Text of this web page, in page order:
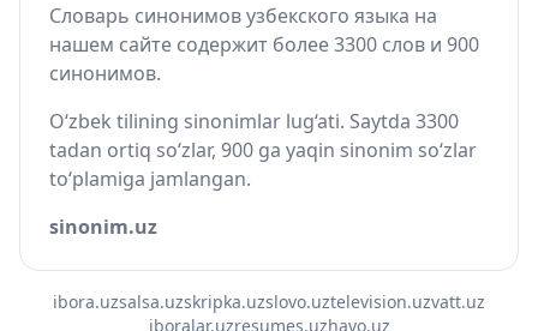
Словарь синонимов узбекского языка на
нашем сайте содержит более 3300 слов и 900
синонимов.
O‘zbek tilining sinonimlar lug‘ati. Saytda 3300
tadan ortiq so‘zlar, 900 ga yaqin sinonim so‘zlar
to‘plamiga jamlangan.
sinonim.uz
ibora.uzsalsa.uzskripka.uzslovo.uztelevision.uzvatt.uz
iboralar.uzresumes.uzhavo.uz